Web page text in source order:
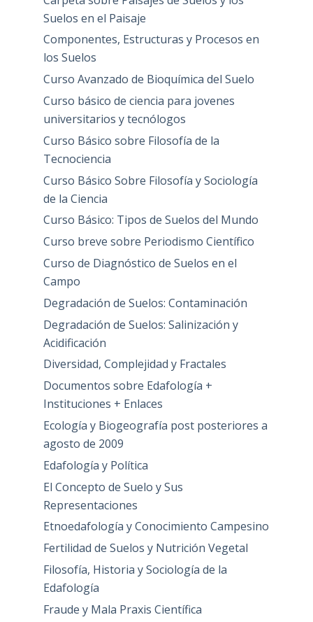
Suelos en el Paisaje
Componentes, Estructuras y Procesos en
los Suelos
Curso Avanzado de Bioquímica del Suelo
Curso básico de ciencia para jovenes
universitarios y tecnólogos
Curso Básico sobre Filosofía de la
Tecnociencia
Curso Básico Sobre Filosofía y Sociología
de la Ciencia
Curso Básico: Tipos de Suelos del Mundo
Curso breve sobre Periodismo Científico
Curso de Diagnóstico de Suelos en el
Campo
Degradación de Suelos: Contaminación
Degradación de Suelos: Salinización y
Acidificación
Diversidad, Complejidad y Fractales
Documentos sobre Edafología +
Instituciones + Enlaces
Ecología y Biogeografía post posteriores a
agosto de 2009
Edafología y Política
El Concepto de Suelo y Sus
Representaciones
Etnoedafología y Conocimiento Campesino
Fertilidad de Suelos y Nutrición Vegetal
Filosofía, Historia y Sociología de la
Edafología
Fraude y Mala Praxis Científica